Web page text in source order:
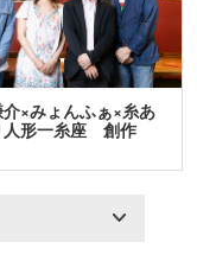
×みょんふぁ×糸あ
人形一糸座 創作